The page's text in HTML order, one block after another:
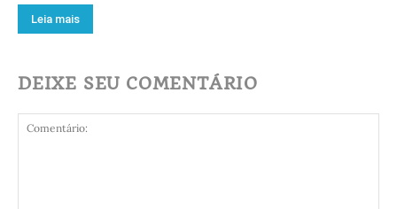
Leia mais
DEIXE SEU COMENTÁRIO